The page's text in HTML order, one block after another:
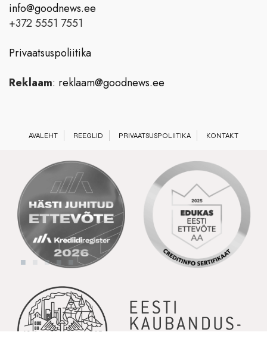
info@goodnews.ee
+372 5551 7551
Privaatsuspoliitika
Reklaam: reklaam@goodnews.ee
AVALEHT REEGLID PRIVAATSUSPOLIITIKA KONTAKT